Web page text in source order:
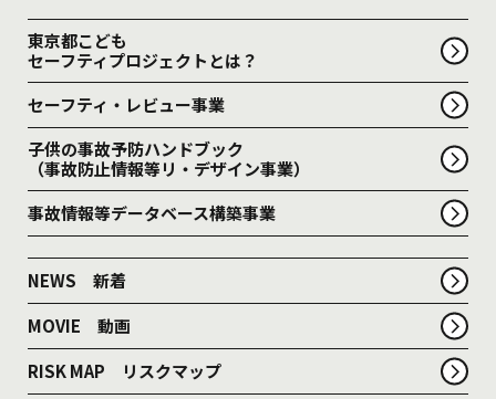
東京都こども
セーフティプロジェクトとは？
セーフティ・レビュー事業
子供の事故予防ハンドブック
（事故防止情報等リ・デザイン事業）
事故情報等データベース構築事業
NEWS 新着
MOVIE 動画
RISK MAP リスクマップ